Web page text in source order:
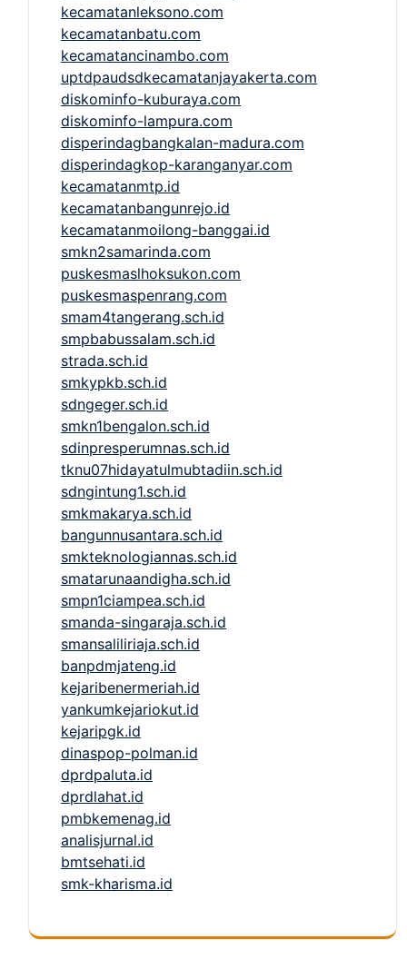
kecamatanleksono.com
kecamatanbatu.com
kecamatancinambo.com
uptdpaudsdkecamatanjayakerta.com
diskominfo-kuburaya.com
diskominfo-lampura.com
disperindagbangkalan-madura.com
disperindagkop-karanganyar.com
kecamatanmtp.id
kecamatanbangunrejo.id
kecamatanmoilong-banggai.id
smkn2samarinda.com
puskesmaslhoksukon.com
puskesmaspenrang.com
smam4tangerang.sch.id
smpbabussalam.sch.id
strada.sch.id
smkypkb.sch.id
sdngeger.sch.id
smkn1bengalon.sch.id
sdinpresperumnas.sch.id
tknu07hidayatulmubtadiin.sch.id
sdngintung1.sch.id
smkmakarya.sch.id
bangunnusantara.sch.id
smkteknologiannas.sch.id
smatarunaandigha.sch.id
smpn1ciampea.sch.id
smanda-singaraja.sch.id
smansaliliriaja.sch.id
banpdmjateng.id
kejaribenermeriah.id
yankumkejariokut.id
kejaripgk.id
dinaspop-polman.id
dprdpaluta.id
dprdlahat.id
pmbkemenag.id
analisjurnal.id
bmtsehati.id
smk-kharisma.id